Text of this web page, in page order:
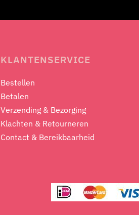
KLANTENSERVICE
Bestellen
Betalen
Verzending & Bezorging
Klachten & Retourneren
Contact & Bereikbaarheid